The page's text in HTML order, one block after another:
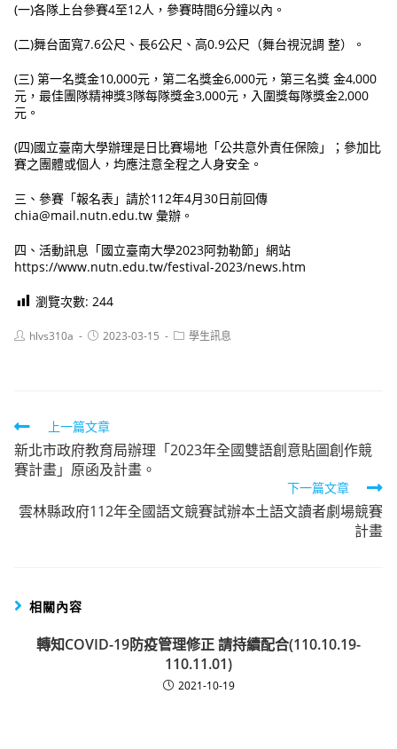
(一)各隊上台參賽4至12人，參賽時間6分鐘以內。
(二)舞台面寬7.6公尺、長6公尺、高0.9公尺（舞台視況調 整）。
(三) 第一名獎金10,000元，第二名獎金6,000元，第三名獎 金4,000
元，最佳團隊精神獎3隊每隊獎金3,000元，入圍獎每隊獎金2,000
元。
(四)國立臺南大學辦理是日比賽場地「公共意外責任保險」；參加比
賽之團體或個人，均應注意全程之人身安全。
三、參賽「報名表」請於112年4月30日前回傳
chia@mail.nutn.edu.tw 彙辦。
四、活動訊息「國立臺南大學2023阿勃勒節」網站
https://www.nutn.edu.tw/festival-2023/news.htm
瀏覽次數: 244
Posthlvs310a
Post2023-03-15
Post學生訊息
Read
more
articles
上一篇文章
新北市政府教育局辦理「2023年全國雙語創意貼圖創作競
賽計畫」原函及計畫。
下一篇文章
雲林縣政府112年全國語文競賽試辦本土語文讀者劇場競賽
計畫
相關內容
轉知COVID-19防疫管理修正 請持續配合(110.10.19-
110.11.01)
2021-10-19